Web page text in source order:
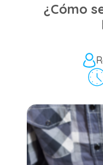
¿Cómo